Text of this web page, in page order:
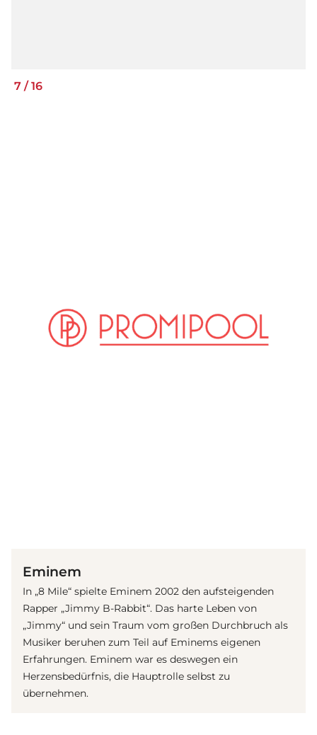
7 /16
Eminem
In „8 Mile“ spielte Eminem 2002 den aufsteigenden
Rapper „Jimmy B-Rabbit“. Das harte Leben von
„Jimmy“ und sein Traum vom großen Durchbruch als
Musiker beruhen zum Teil auf Eminems eigenen
Erfahrungen. Eminem war es deswegen ein
Herzensbedürfnis, die Hauptrolle selbst zu
übernehmen.